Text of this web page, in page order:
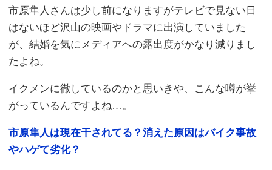
市原隼人さんは少し前になりますがテレビで見ない日
はないほど沢山の映画やドラマに出演していました
が、結婚を気にメディアへの露出度がかなり減りまし
たよね。
イクメンに徹しているのかと思いきや、こんな噂が挙
がっているんですよね…。
市原隼人は現在干されてる？消えた原因はバイク事故
やハゲて劣化？